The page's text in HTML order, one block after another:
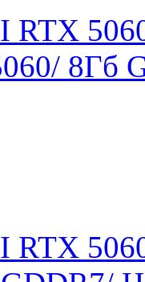
RTX
8Гб
RTX